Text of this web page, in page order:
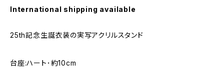
International shipping available
25th記念生誕衣装の実写アクリルスタンド
台座:ハート･約10cm